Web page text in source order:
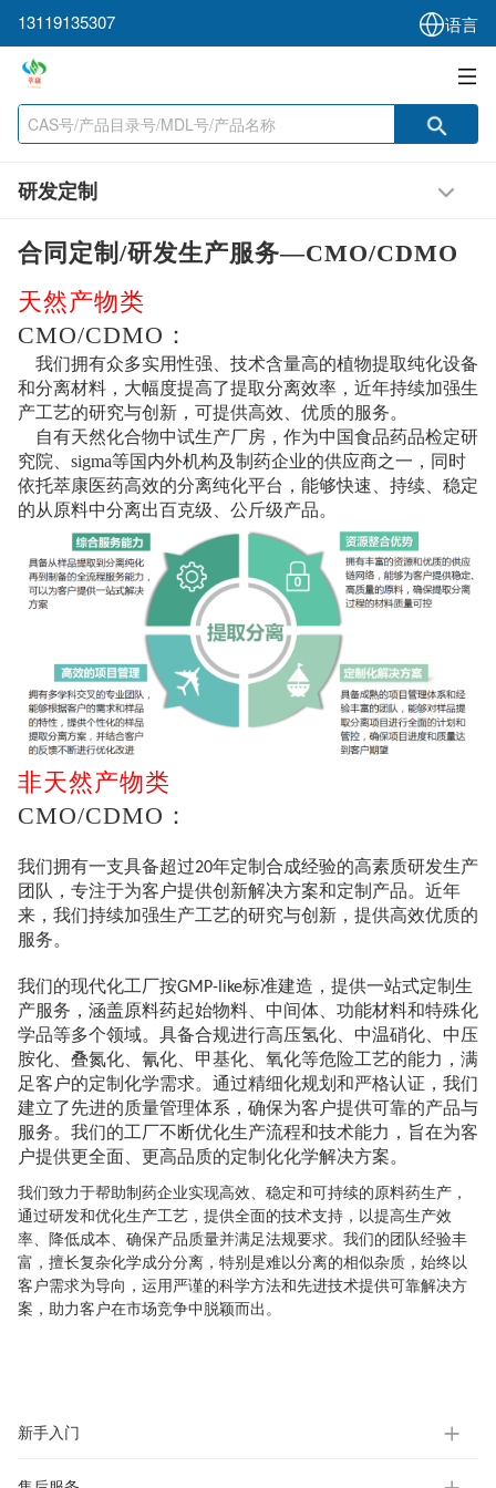
13119135307 语言
研发定制
合同定制 /研发生产服务—CMO/CDMO
天然产物类
CMO/CDMO ：
我们拥有众多实用性强、技术含量高的植物提取纯化设备
和分离材料，大幅度提高了提取分离效率，近年持续加强生
产工艺的研究与创新，可提供高效、优质的服务。
自有天然化合物中试生产厂房， 作为中国食品药品检定研
究院、 sigma等国内外机构及制药企业的供应商之一，同时
依托萃康医药高效的分离纯化平台，能够快速、持续、稳定
的从原料中分离出百克级、公斤级产品。
非天然产物类
CMO/CDMO：
我们拥有一支具备超过20年定制合成经验的高素质研发生产
团队，专注于为客户提供创新解决方案和定制产品。近年
来，我们持续加强生产工艺的研究与创新，提供高效优质的
服务。
我们的现代化工厂按GMP-like标准建造，提供一站式定制生
产服务，涵盖原料药起始物料、中间体、功能材料和特殊化
学品等多个领域。具备合规进行高压氢化、中温硝化、中压
胺化、叠氮化、氰化、甲基化、氧化等危险工艺的能力，满
足客户的定制化学需求。通过精细化规划和严格认证，我们
建立了先进的质量管理体系，确保为客户提供可靠的产品与
服务。我们的工厂不断优化生产流程和技术能力，旨在为客
户提供更全面、更高品质的定制化化学解决方案。
我们致力于帮助制药企业实现高效、稳定和可持续的原料药生产，
通过研发和优化生产工艺，提供全面的技术支持，以提高生产效
率、降低成本、确保产品质量并满足法规要求。我们的团队经验丰
富，擅长复杂化学成分分离，特别是难以分离的相似杂质，始终以
客户需求为导向，运用严谨的科学方法和先进技术提供可靠解决方
案，助力客户在市场竞争中脱颖而出。
新手入门